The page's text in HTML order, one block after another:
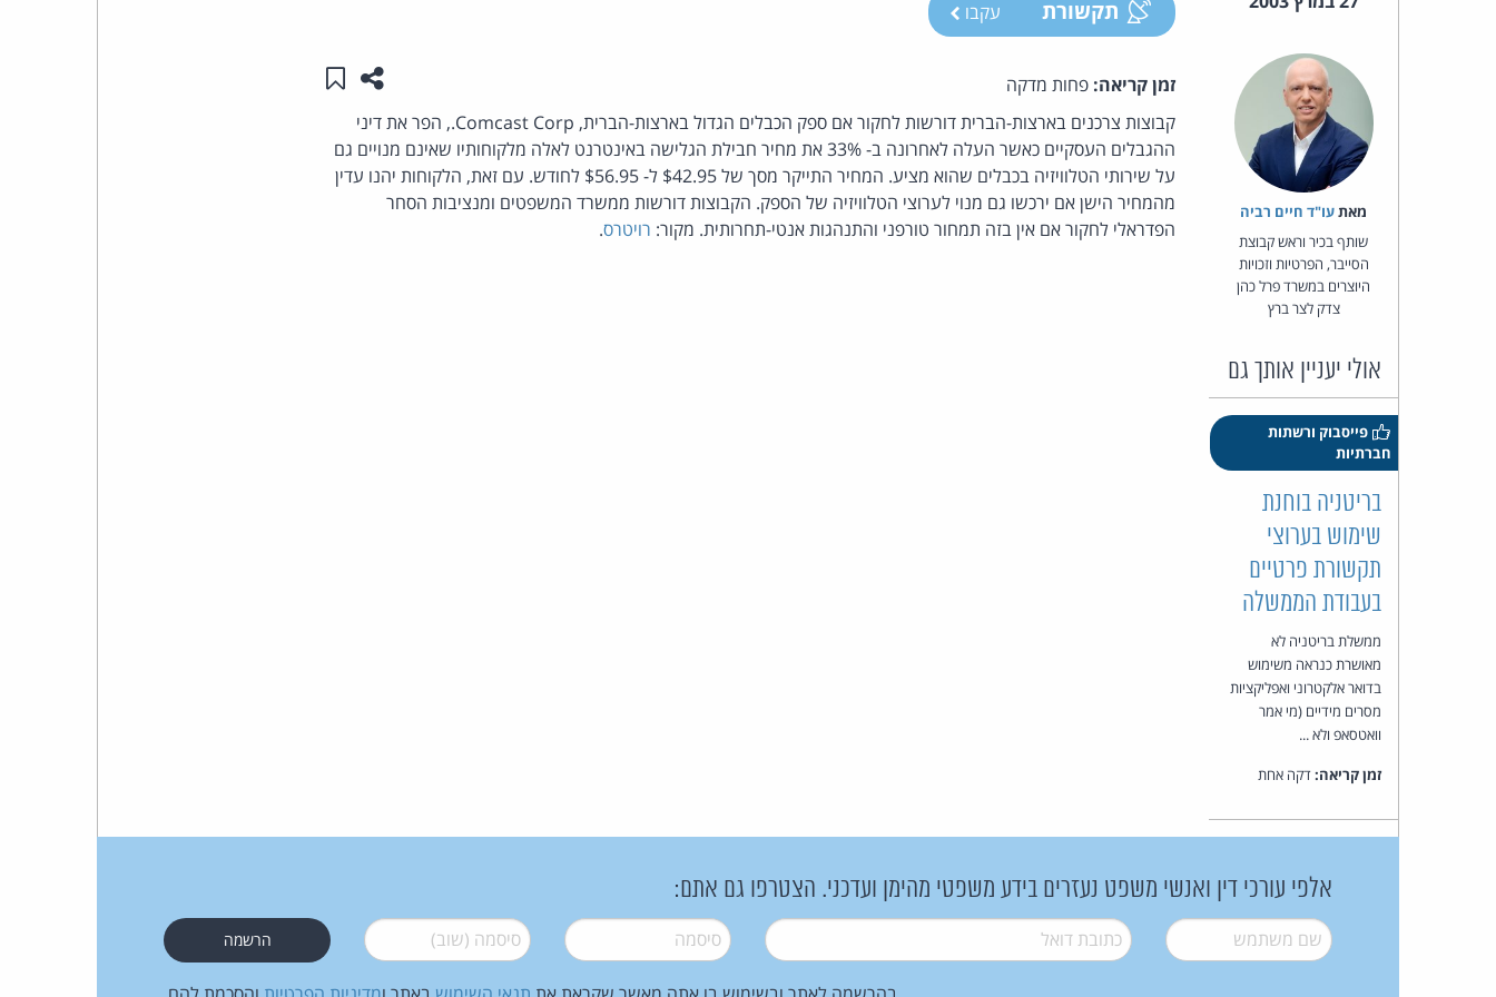
תקשורת עקבו
מאת‏עו"ד חיים רביה
שותף בכיר וראש קבוצת
הסייבר, הפרטיות וזכויות
היוצרים במשרד פרל כהן
צדק לצר ברץ
אולי יעניין אותך גם
פייסבוק ורשתות
חברתיות
בריטניה בוחנת
שימוש בערוצי
תקשורת פרטיים
בעבודת הממשלה
ממשלת בריטניה לא
מאושרת כנראה משימוש
בדואר אלקטרוני ואפליקציות
מסרים מידיים (מי אמר
וואטסאפ ולא ...
זמן קריאה:דקה אחת
זמן קריאה: פחות מדקה שתפו עמוד זה
שמור ב"תכנים שלי"
קבוצות צרכנים בארצות-הברית דורשות לחקור אם ספק הכבלים הגדול בארצות-הברית, Comcast Corp., הפר את דיני
ההגבלים העסקיים כאשר העלה לאחרונה ב- 33% את מחיר חבילת הגלישה באינטרנט לאלה מלקוחותיו שאינם מנויים גם
על שירותי הטלוויזיה בכבלים שהוא מציע. המחיר התייקר מסך של $42.95 ל- $56.95 לחודש. עם זאת, הלקוחות יהנו עדין
מהמחיר הישן אם ירכשו גם מנוי לערוצי הטלוויזיה של הספק. הקבוצות דורשות ממשרד המשפטים ומנציבות הסחר
הפדראלי לחקור אם אין בזה תמחור טורפני והתנהגות אנטי-תחרותית. מקור: רויטרס.
אלפי עורכי דין ואנשי משפט נעזרים בידע משפטי מהימן ועדכני. הצטרפו גם אתם:
שם משתמש* דואל* סיסמה* סיסמה (שוב)*